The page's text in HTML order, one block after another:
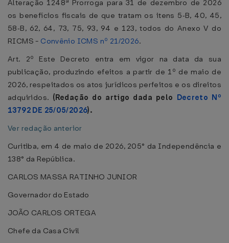
Alteração 1248ª Prorroga para 31 de dezembro de 2026
os benefícios fiscais de que tratam os itens 5‑B, 40, 45,
58‑B, 62, 64, 73, 75, 93, 94 e 123, todos do Anexo V do
RICMS - Convênio ICMS nº 21/2026.
Art. 2º Este Decreto entra em vigor na data da sua
publicação, produzindo efeitos a partir de 1º de maio de
2026, respeitados os atos jurídicos perfeitos e os direitos
adquiridos. (Redação do artigo dada pelo Decreto Nº
13792 DE 25/05/2026).
Ver redação anterior
Curitiba, em 4 de maio de 2026, 205° da Independência e
138° da República.
CARLOS MASSA RATINHO JUNIOR
Governador do Estado
JOÃO CARLOS ORTEGA
Chefe da Casa Civil